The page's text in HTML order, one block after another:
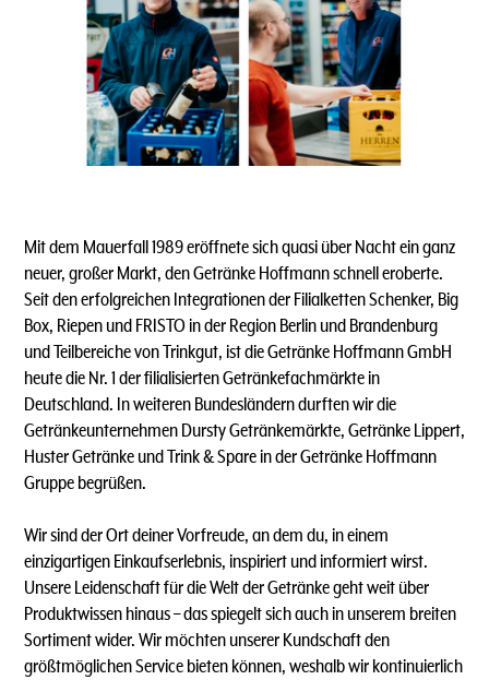
Mit dem Mauerfall 1989 eröffnete sich quasi über Nacht ein ganz
neuer, großer Markt, den Getränke Hoffmann schnell eroberte.
Seit den erfolgreichen Integrationen der Filialketten Schenker, Big
Box, Riepen und FRISTO in der Region Berlin und Brandenburg
und Teilbereiche von Trinkgut, ist die Getränke Hoffmann GmbH
heute die Nr. 1 der filialisierten Getränkefachmärkte in
Deutschland. In weiteren Bundesländern durften wir die
Getränkeunternehmen Dursty Getränkemärkte, Getränke Lippert,
Huster Getränke und Trink & Spare in der Getränke Hoffmann
Gruppe begrüßen.
Wir sind der Ort deiner Vorfreude, an dem du, in einem
einzigartigen Einkaufserlebnis, inspiriert und informiert wirst.
Unsere Leidenschaft für die Welt der Getränke geht weit über
Produktwissen hinaus – das spiegelt sich auch in unserem breiten
Sortiment wider. Wir möchten unserer Kundschaft den
größtmöglichen Service bieten können, weshalb wir kontinuierlich